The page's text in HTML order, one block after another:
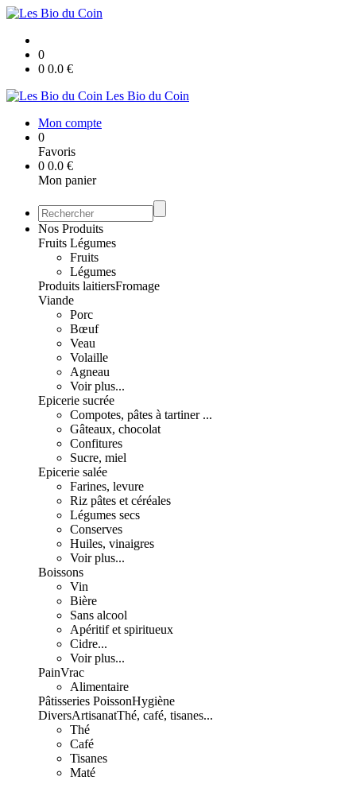
0
0 0.0 €
Les Bio du Coin
Mon compte
0
Favoris
0 0.0 €
Mon panier
Nos Produits
Fruits Légumes
Fruits
Légumes
Produits laitiersFromage
Viande
Porc
Bœuf
Veau
Volaille
Agneau
Voir plus...
Epicerie sucrée
Compotes, pâtes à tartiner ...
Gâteaux, chocolat
Confitures
Sucre, miel
Epicerie salée
Farines, levure
Riz pâtes et céréales
Légumes secs
Conserves
Huiles, vinaigres
Voir plus...
Boissons
Vin
Bière
Sans alcool
Apéritif et spiritueux
Cidre...
Voir plus...
PainVrac
Alimentaire
Pâtisseries PoissonHygiène
DiversArtisanatThé, café, tisanes...
Thé
Café
Tisanes
Maté